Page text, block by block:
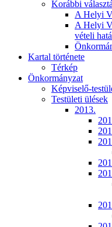
Korábbi
A Helyi
A Helyi
vételi
Kartal története
Térkép
Önkormányzat
Képviselő-
Testületi ülések
2013.